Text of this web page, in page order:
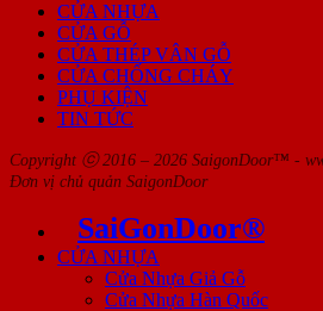
CỬA NHỰA
CỬA GỖ
CỬA THÉP VÂN GỖ
CỬA CHỐNG CHÁY
PHỤ KIỆN
TIN TỨC
Copyright ⓒ 2016 – 2026 SaigonDoor™ -
Đơn vị chủ quản SaigonDoor
SaiGonDoor®
CỬA NHỰA
Cửa Nhựa Giả Gỗ
Cửa Nhựa Hàn Quốc